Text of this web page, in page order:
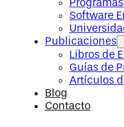
Software
Publicaciones
Libros de
Guías de
Artículos
Blog
Contacto